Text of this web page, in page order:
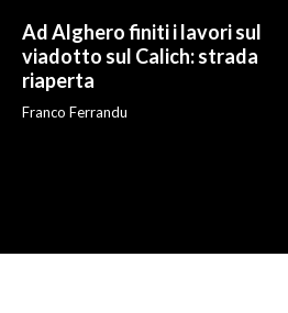
Ad Alghero finiti i lavori sul
viadotto sul Calich: strada
riaperta
Franco Ferrandu